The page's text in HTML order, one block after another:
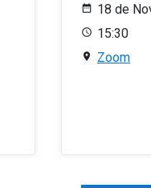
18 de
15:30
Zoom